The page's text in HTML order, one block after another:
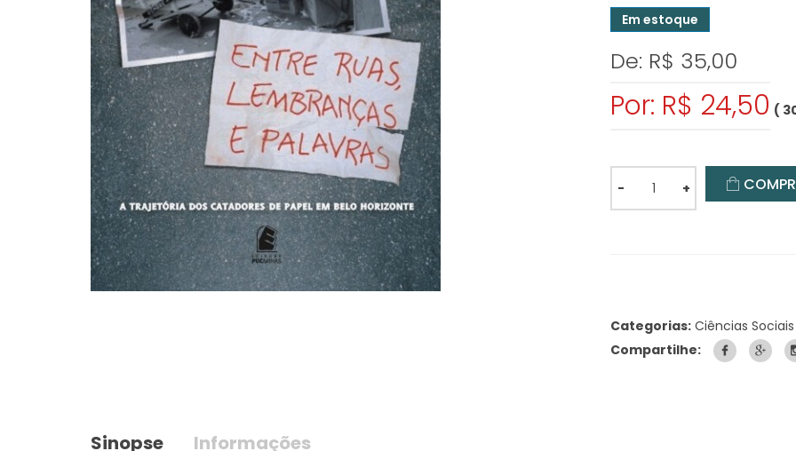
Em estoque
De: R$ 35,00
Por: R$ 24,50 (
- +
Categorias: Ciências Sociais
Compartilhe:
Sinopse Informações